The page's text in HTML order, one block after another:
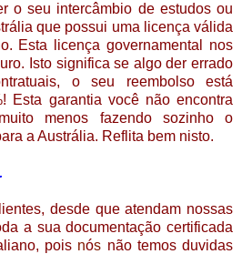
o seu intercâmbio de estudos ou
que possui uma licença válida
Esta licença governamental nos
Isto significa se algo der errado
o seu reembolso está
Esta garantia você não encontra
menos fazendo sozinho o
a Austrália. Reflita bem nisto.
desde que atendam nossas
a sua documentação certificada
pois nós não temos duvidas